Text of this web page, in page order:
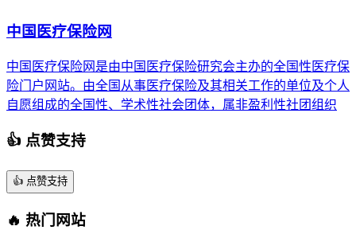
中国医疗保险网
中国医疗保险网是由中国医疗保险研究会主办的全国性医疗保
险门户网站。由全国从事医疗保险及其相关工作的单位及个人
自愿组成的全国性、学术性社会团体，属非盈利性社团组织
👍 点赞支持
👍 点赞支持
🔥 热门网站